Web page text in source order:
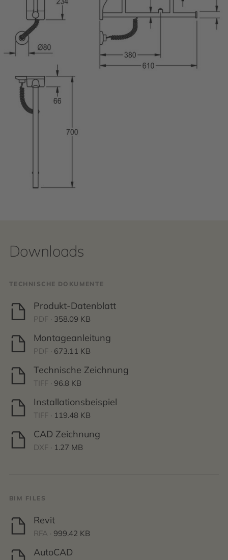
Downloads
TECHNISCHE DOKUMENTE
Produkt-Datenblatt
PDF · 358.09 KB
Montageanleitung
PDF · 673.11 KB
Technische Zeichnung
TIFF · 96.8 KB
Installationsbeispiel
TIFF · 119.48 KB
CAD Zeichnung
DXF · 1.27 MB
BIM FILES
Revit
RFA · 999.42 KB
AutoCAD